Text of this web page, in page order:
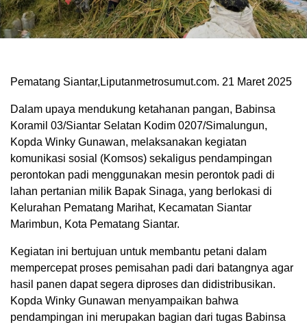
Pematang Siantar,Liputanmetrosumut.com. 21 Maret 2025
Dalam upaya mendukung ketahanan pangan, Babinsa
Koramil 03/Siantar Selatan Kodim 0207/Simalungun,
Kopda Winky Gunawan, melaksanakan kegiatan
komunikasi sosial (Komsos) sekaligus pendampingan
perontokan padi menggunakan mesin perontok padi di
lahan pertanian milik Bapak Sinaga, yang berlokasi di
Kelurahan Pematang Marihat, Kecamatan Siantar
Marimbun, Kota Pematang Siantar.
Kegiatan ini bertujuan untuk membantu petani dalam
mempercepat proses pemisahan padi dari batangnya agar
hasil panen dapat segera diproses dan didistribusikan.
Kopda Winky Gunawan menyampaikan bahwa
pendampingan ini merupakan bagian dari tugas Babinsa